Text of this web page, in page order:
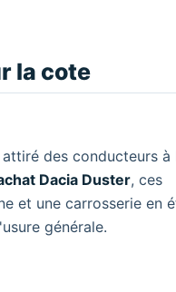
la cote
des conducteurs à
Dacia Duster, ces
et une carrosserie en
générale.